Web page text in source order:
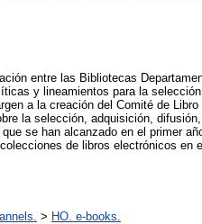
entre las Bibliotecas
y lineamientos para la
a la creación del Comité de
la selección, adquisición,
se han alcanzado en el primer
de libros electrónicos en
> HO. e-books.